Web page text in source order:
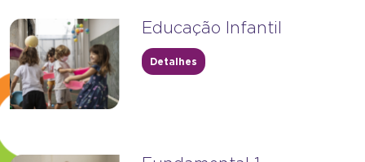
Educação Infantil
Detalhes